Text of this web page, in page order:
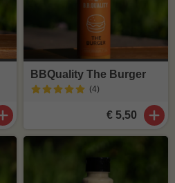
BBQuality The Burger
(4)
€ 5,50